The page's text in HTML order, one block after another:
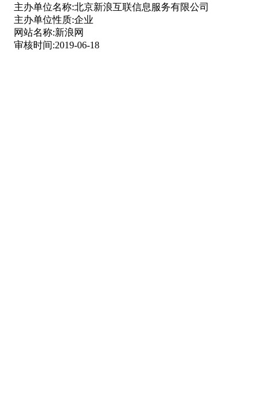
主办单位名称:北京新浪互联信息服务有限公司
主办单位性质:企业
网站名称:新浪网
审核时间:2019-06-18